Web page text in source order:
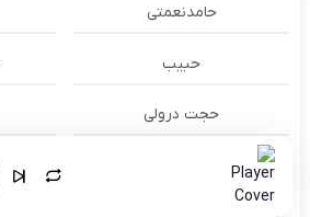
حامدنعمتی
حبیب
حجت درولی
حسام الدين سراج